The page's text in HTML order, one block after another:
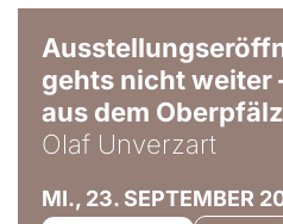
gehts nicht weiter
aus dem
Olaf Unverzart
MI., 23. SEPTEMBER